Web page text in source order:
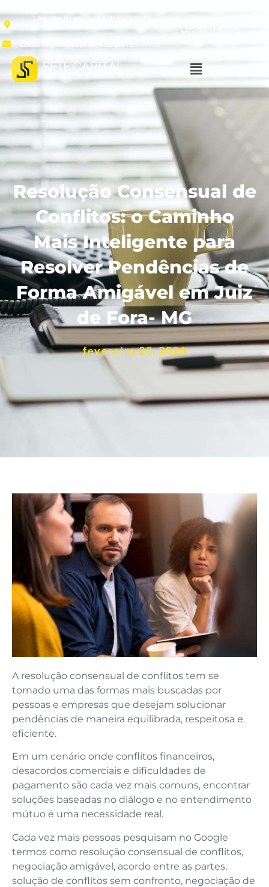
Av. Rio Branco, 2001, Sala 1905 - Centro, Juiz de Fora -
MG, 36013-020
contato@setecapitaljuizdefora.com.br
Resolução Consensual de
Conflitos: o Caminho
Mais Inteligente para
Resolver Pendências de
Forma Amigável em Juiz
de Fora- MG
fevereiro 20, 2026
A resolução consensual de conflitos tem se
tornado uma das formas mais buscadas por
pessoas e empresas que desejam solucionar
pendências de maneira equilibrada, respeitosa e
eficiente.
Em um cenário onde conflitos financeiros,
desacordos comerciais e dificuldades de
pagamento são cada vez mais comuns, encontrar
soluções baseadas no diálogo e no entendimento
mútuo é uma necessidade real.
Cada vez mais pessoas pesquisam no Google
termos como resolução consensual de conflitos,
negociação amigável, acordo entre as partes,
solução de conflitos sem confronto, negociação de